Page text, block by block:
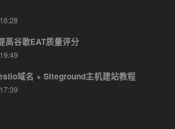
高谷歌EAT质量评分
域名 + Siteground主机建站教程